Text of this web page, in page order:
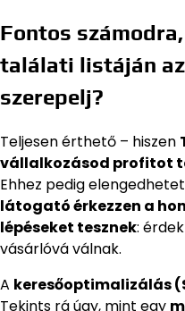
Fontos
találati listáján
szerepelj?
Teljesen érthető – hiszen
vállalkozásod profitot
Ehhez pedig
látogató érkezzen a
lépéseket tesznek:
vásárlóvá válnak.
A keresőoptimalizálás
Tekints rá úgy, mint egy